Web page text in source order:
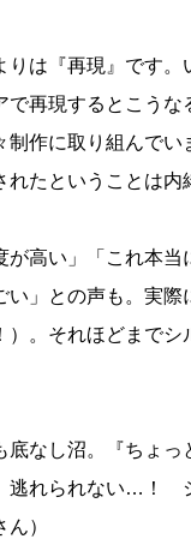
りは『再現』です
で再現するとこう
制作に取り組んで
たということは内
高い」「これ本当
い」との声も。実際
）。それほどまで
底なし沼。『ち
れられない…！
）